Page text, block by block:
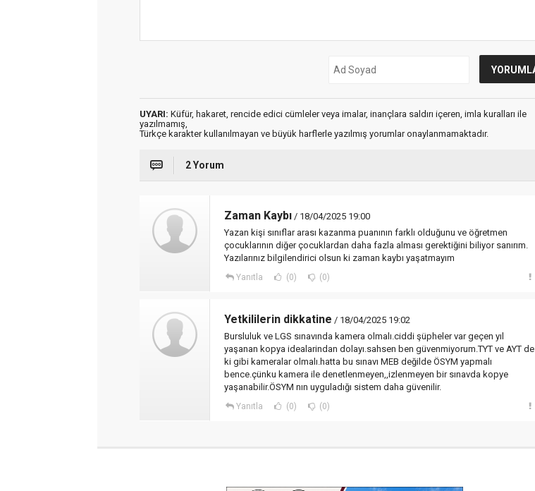
UYARI: Küfür, hakaret, rencide edici cümleler veya imalar, inançlara saldırı içeren, imla kuralları ile
yazılmamış,
Türkçe karakter kullanılmayan ve büyük harflerle yazılmış yorumlar onaylanmamaktadır.
2 Yorum
Zaman Kaybı / 18/04/2025 19:00
Yazan kişi sınıflar arası kazanma puanının farklı olduğunu ve öğretmen
çocuklarının diğer çocuklardan daha fazla alması gerektiğini biliyor sanırım.
Yazılarınız bilgilendirici olsun ki zaman kaybı yaşatmayım
Yanıtla (0) (0)
Yetkililerin dikkatine / 18/04/2025 19:02
Bursluluk ve LGS sınavında kamera olmalı.ciddi şüpheler var geçen yıl
yaşanan kopya idealarindan dolayı.sahsen ben güvenmiyorum.TYT ve AYT de
ki gibi kameralar olmalı.hatta bu sınavı MEB değilde ÖSYM yapmalı
bence.çünku kamera ile denetlenmeyen,,izlenmeyen bir sınavda kopye
yaşanabilir.ÖSYM nın uyguladığı sistem daha güvenilir.
Yanıtla (0) (0)